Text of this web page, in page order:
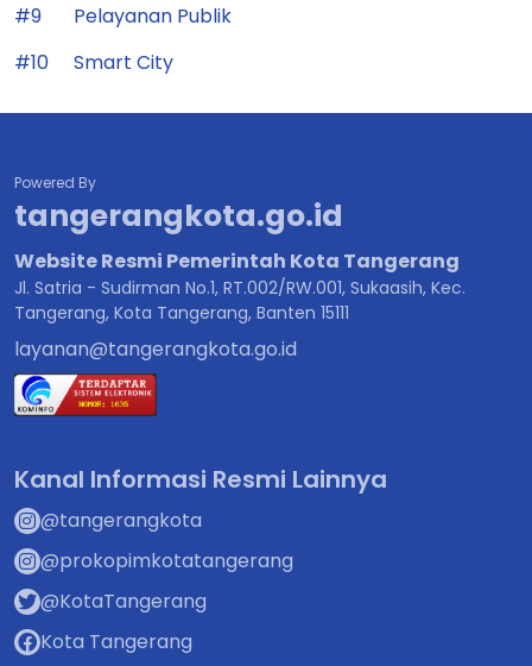
#9
Pelayanan Publik
#10
Smart City
Powered By
tangerangkota.go.id
Website Resmi Pemerintah Kota Tangerang
Jl. Satria - Sudirman No.1, RT.002/RW.001, Sukaasih, Kec.
Tangerang, Kota Tangerang, Banten 15111
layanan@tangerangkota.go.id
Kanal Informasi Resmi Lainnya
@tangerangkota
@prokopimkotatangerang
@KotaTangerang
Kota Tangerang